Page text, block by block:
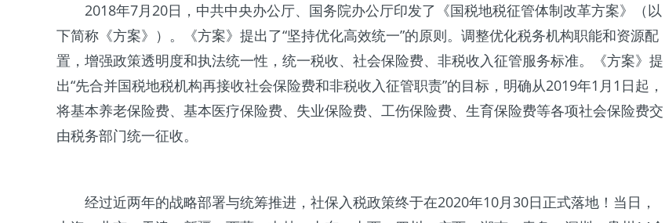
2018年7月20日，中共中央办公厅、国务院办公厅印发了《国税地税征管体制改革方案》（以
下简称《方案》）。《方案》提出了“坚持优化高效统一”的原则。调整优化税务机构职能和资源配
置，增强政策透明度和执法统一性，统一税收、社会保险费、非税收入征管服务标准。《方案》提
出“先合并国税地税机构再接收社会保险费和非税收入征管职责”的目标，明确从2019年1月1日起，
将基本养老保险费、基本医疗保险费、失业保险费、工伤保险费、生育保险费等各项社会保险费交
由税务部门统一征收。
经过近两年的战略部署与统筹推进，社保入税政策终于在2020年10月30日正式落地！当日，